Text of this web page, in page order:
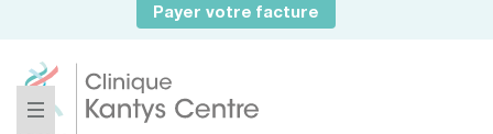
Payer votre facture